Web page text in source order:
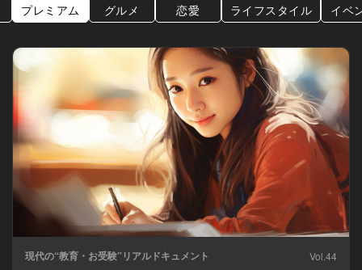
プレミアム グルメ 恋愛 ライフスタイル イベ
現代の“教育・お受験”リアルドキュメント Vol.44